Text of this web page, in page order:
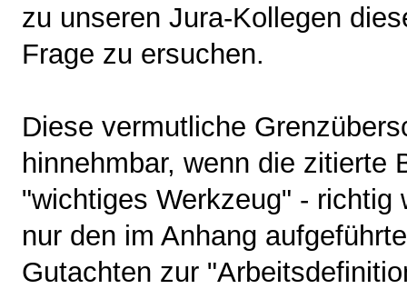
zu unseren Jura-Kollegen
Frage zu ersuchen.
Diese vermutliche
hinnehmbar, wenn die zitierte
"wichtiges Werkzeug" -
nur den im Anhang
Gutachten zur